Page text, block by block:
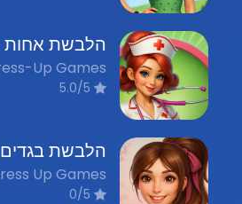
הלבשת בגדים - Dress Up